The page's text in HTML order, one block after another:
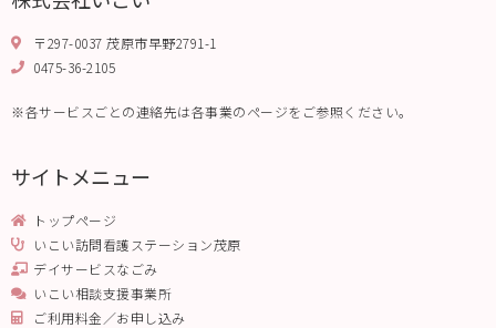
〒297-0037 茂原市早野2791-1
0475-36-2105
※各サービスごとの連絡先は各事業のページをご参照ください。
サイトメニュー
トップページ
いこい訪問看護ステーション茂原
デイサービスなごみ
いこい相談支援事業所
ご利用料金／お申し込み